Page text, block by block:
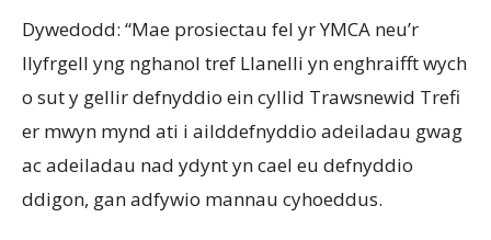
Dywedodd: “Mae prosiectau fel yr YMCA neu’r
llyfrgell yng nghanol tref Llanelli yn enghraifft wych
o sut y gellir defnyddio ein cyllid Trawsnewid Trefi
er mwyn mynd ati i ailddefnyddio adeiladau gwag
ac adeiladau nad ydynt yn cael eu defnyddio
ddigon, gan adfywio mannau cyhoeddus.